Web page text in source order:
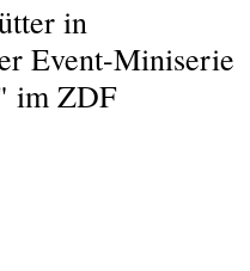
in
Event-Miniserie
im ZDF